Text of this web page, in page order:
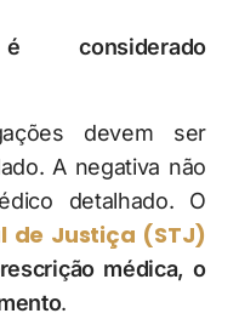
considerado
devem ser
A negativa não
detalhado. O
de Justiça (STJ)
médica, o
.